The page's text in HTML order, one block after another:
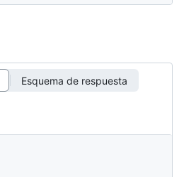
Esquema de respuesta